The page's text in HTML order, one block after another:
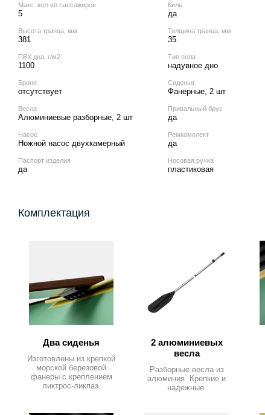
Макс. кол‑во пассажиров
5
Киль
да
Высота транца, мм
381
Толщина транца, мм
35
ПВХ дна, г/м2
1100
Тип пола
надувное дно
Броня
отсутствует
Сиденья
Фанерные, 2 шт
Весла
Алюминиевые разборные, 2 шт
Привальный брус
да
Насос
Ножной насос двухкамерный
Ремкомплект
да
Паспорт изделия
да
Носовая ручка
пластиковая
Комплектация
Два сиденья
Изготовлены из крепкой
морской березовой
фанеры с креплением
ликтрос-ликпаз.
2 алюминиевых
весла
Разборные весла из
алюминия. Крепкие и
надежные.